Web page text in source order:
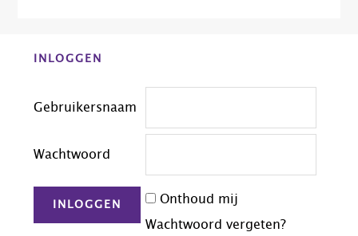
Before
INLOGGEN
Gebruikersnaam
Wachtwoord
Onthoud mij
Wachtwoord vergeten?